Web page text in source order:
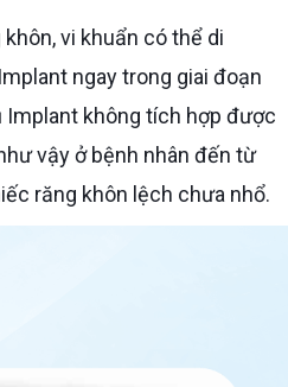
ngay trong giai đoạn
Implant không tích hợp được
vậy ở bệnh nhân đến từ
răng khôn lệch chưa nhổ.